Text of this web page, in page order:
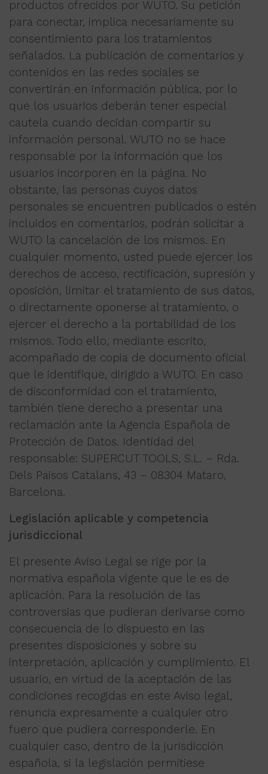
productos ofrecidos por WUTO. Su petición
para conectar, implica necesariamente su
consentimiento para los tratamientos
señalados. La publicación de comentarios y
contenidos en las redes sociales se
convertirán en información pública, por lo
que los usuarios deberán tener especial
cautela cuando decidan compartir su
información personal. WUTO no se hace
responsable por la información que los
usuarios incorporen en la página. No
obstante, las personas cuyos datos
personales se encuentren publicados o estén
incluidos en comentarios, podrán solicitar a
WUTO la cancelación de los mismos. En
cualquier momento, usted puede ejercer los
derechos de acceso, rectificación, supresión y
oposición, limitar el tratamiento de sus datos,
o directamente oponerse al tratamiento, o
ejercer el derecho a la portabilidad de los
mismos. Todo ello, mediante escrito,
acompañado de copia de documento oficial
que le identifique, dirigido a WUTO. En caso
de disconformidad con el tratamiento,
también tiene derecho a presentar una
reclamación ante la Agencia Española de
Protección de Datos. Identidad del
responsable: SUPERCUT TOOLS, S.L. – Rda.
Dels Paisos Catalans, 43 – 08304 Mataro,
Barcelona.
Legislación aplicable y competencia
jurisdiccional
El presente Aviso Legal se rige por la
normativa española vigente que le es de
aplicación. Para la resolución de las
controversias que pudieran derivarse como
consecuencia de lo dispuesto en las
presentes disposiciones y sobre su
interpretación, aplicación y cumplimiento. El
usuario, en virtud de la aceptación de las
condiciones recogidas en este Aviso legal,
renuncia expresamente a cualquier otro
fuero que pudiera corresponderle. En
cualquier caso, dentro de la jurisdicción
española, si la legislación permitiese